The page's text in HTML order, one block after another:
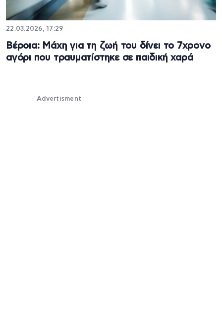
22.03.2026, 17:29
Βέροια: Μάχη για τη ζωή του δίνει το 7χρονο
αγόρι που τραυματίστηκε σε παιδική χαρά
Advertisment